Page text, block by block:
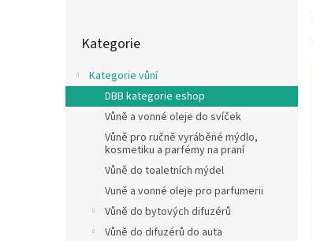
Kategorie
Kategorie vůní
DBB kategorie eshop
Vůně a vonné oleje do svíček
Vůně pro ručně vyráběné mýdlo,
kosmetiku a parfémy na praní
Vůně do toaletních mýdel
Vuně a vonné oleje pro parfumerii
Vůně do bytových difuzérů
Vůně do difuzérů do auta